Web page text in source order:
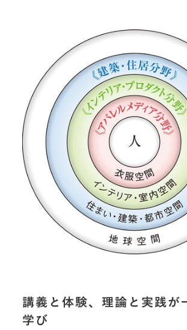
講義と体験、理論と実践が
学び